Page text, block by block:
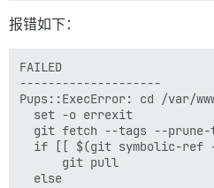
报错如下：
FAILED
--------------------
Pups::ExecError: cd /var/
  set -o errexit
git fetch --tags --
if [[ $(git symbolic-ref
      git pull
  else